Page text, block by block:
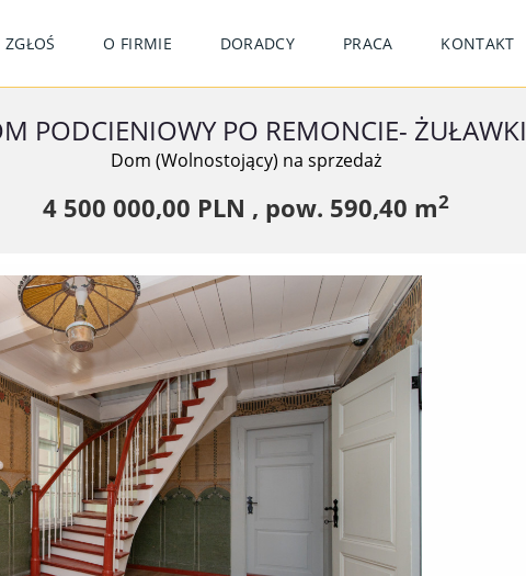
ZGŁOŚ O FIRMIE DORADCY PRACA KONTAKT
PODCIENIOWY PO REMONCIE- ŻUŁAWKI
Dom (Wolnostojący) na sprzedaż
4 500 000,00 PLN , pow. 590,40 m2